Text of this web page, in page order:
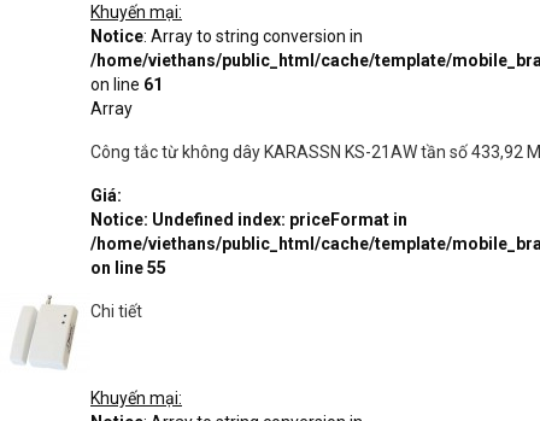
Khuyến mại:
Notice: Array to string conversion in
/home/viethans/public_html/cache/template/
on line 61
Array
Công tắc từ không dây KARASSN KS-21AW tần số 433,92
Giá:
Notice: Undefined index: priceFormat in
/home/viethans/public_html/cache/template/
on line55
Chi tiết
Khuyến mại: